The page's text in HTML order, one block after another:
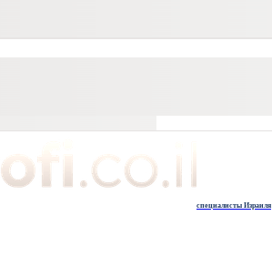
специалисты Израиля